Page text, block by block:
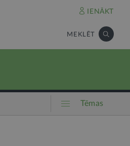
IENĀKT
MEKLĒT
Tēmas